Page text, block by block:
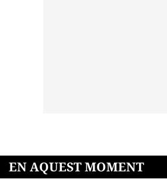
EN AQUEST MOMENT